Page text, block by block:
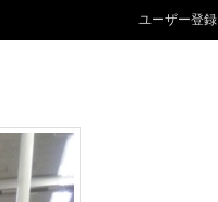
ユーザー登録